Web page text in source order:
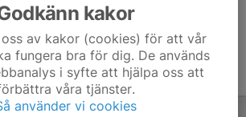
kakor
av kakor (cookies) för att vår
fungera bra för dig. De används
i syfte att hjälpa oss att
våra tjänster.
använder vi cookies